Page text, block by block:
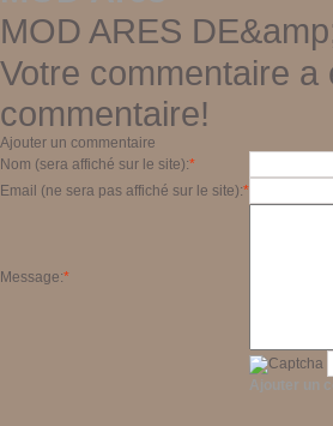
MOD ARES
Votre commentaire
commentaire!
Ajouter un commentaire
Nom (sera affiché sur le site):*
Email (ne sera pas affiché sur le site):*
Message:*
Ajouter un